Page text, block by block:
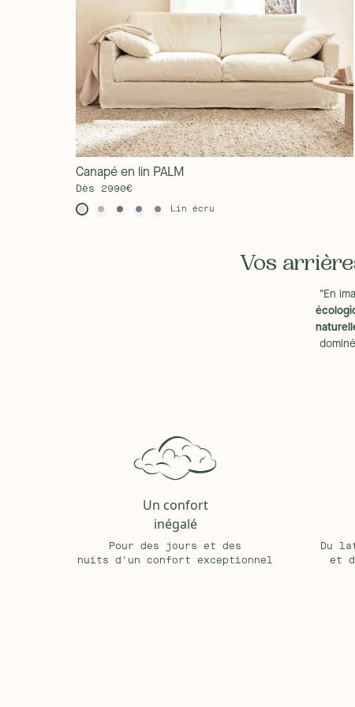
Profondeur de l'assise avec coussin : 55 cm
Nombre de coussins de dos :
2 de dossier et 2 de
Hauteur de l'assise : 45 cm
Délai :
Livraison sous 7 à 15 jours ouvrés
Type de livraison : La livraison est gratuite.
Le canapé convertible est livré en 3 colis. Le dossier,
inférieure seront à glisser dans les fixations. Le matelas
L'installation est simple et rapide et ne nécessite aucun
Attention : Prenez vos dispositions et vérifiez que les
vos escaliers concordent avec celles du canapé. Dans
seront à votre charge.
Colis :
Montage (oui/non) :
Oui - Le dossier, les accoudoirs et
Nombre de personnes recommandées pour le
La reprise de votre ancien canapé est
soigneusement emballé avant la reprise. Pour toute
votre disposition
Pièce de remplacement :
Possibilité individuellement
tâches persistantes.
Le canapé lit en lin PALM Kipli est garanti 2
Canapé en lin PALM
Dès 2990€
Lin écru
Vos
"En
Un confort
inégalé
Pour des jours et des
nuits d'un confort exceptionnel
Du
et